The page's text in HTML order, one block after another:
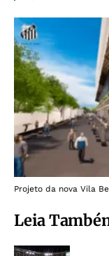
Projeto da nova Vila
Leia